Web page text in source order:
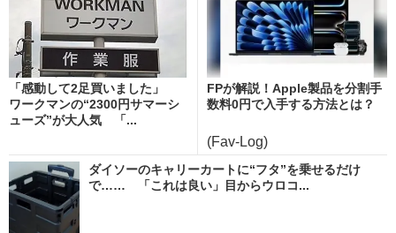
「感動して2足買いました」
ワークマンの“2300円サマーシ
ューズ”が大人気 「...
FPが解説！Apple製品を分割手
数料0円で入手する方法とは？
(Fav-Log)
ダイソーのキャリーカートに“フタ”を乗せるだけ
で…… 「これは良い」目からウロコ...